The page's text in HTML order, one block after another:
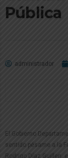
Pública
administrador
El Gobierno
sentido pésame a la
Rodrigo Díaz Guillen,